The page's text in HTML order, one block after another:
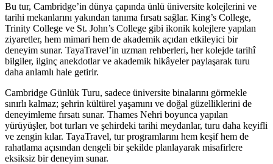
Bu tur, Cambridge’in dünya çapında ünlü üniversite kolejlerini ve
tarihi mekanlarını yakından tanıma fırsatı sağlar. King’s College,
Trinity College ve St. John’s College gibi ikonik kolejlere yapılan
ziyaretler, hem mimari hem de akademik açıdan etkileyici bir
deneyim sunar. TayaTravel’in uzman rehberleri, her kolejde tarihî
bilgiler, ilginç anekdotlar ve akademik hikâyeler paylaşarak turu
daha anlamlı hale getirir.
Cambridge Günlük Turu, sadece üniversite binalarını görmekle
sınırlı kalmaz; şehrin kültürel yaşamını ve doğal güzelliklerini de
deneyimleme fırsatı sunar. Thames Nehri boyunca yapılan
yürüyüşler, bot turları ve şehirdeki tarihi meydanlar, turu daha keyifli
ve zengin kılar. TayaTravel, tur programlarını hem keşif hem de
rahatlama açısından dengeli bir şekilde planlayarak misafirlere
eksiksiz bir deneyim sunar.